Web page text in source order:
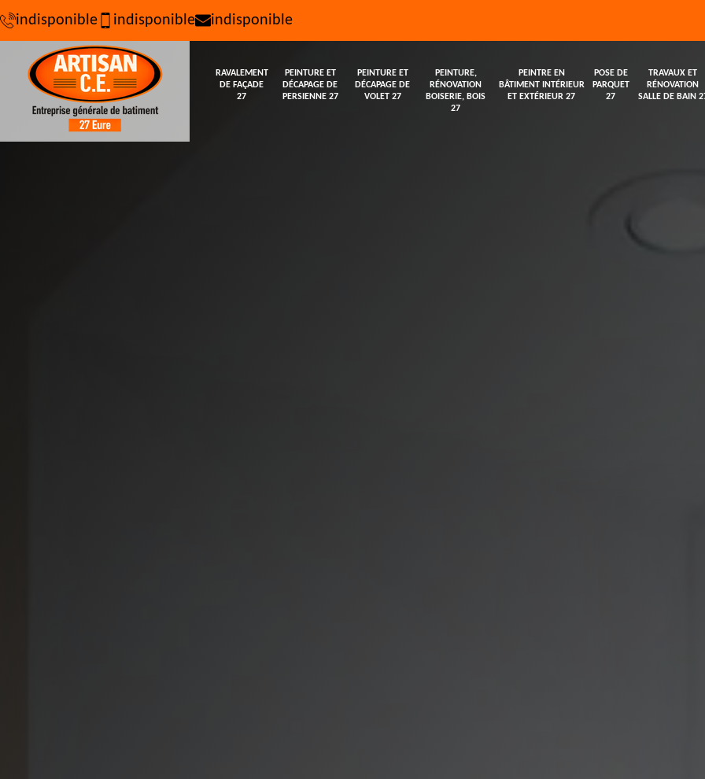
indisponible indisponible indisponible
RAVALEMENT
DE FAÇADE
27
PEINTURE ET
DÉCAPAGE DE
PERSIENNE 27
PEINTURE ET
DÉCAPAGE DE
VOLET 27
PEINTURE,
RÉNOVATION
BOISERIE, BOIS
27
PEINTRE EN
BÂTIMENT INTÉRIEUR
ET EXTÉRIEUR 27
POSE DE
PARQUET
27
TRAVAUX ET
RÉNOVATION
SALLE DE BAIN